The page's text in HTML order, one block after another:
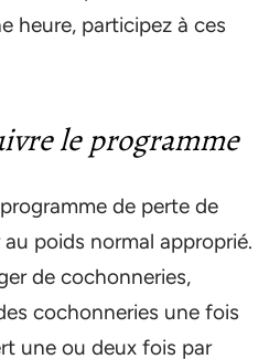
heure, participez à ces
le programme
de perte de
poids normal approprié.
de cochonneries,
cochonneries une fois
une ou deux fois par